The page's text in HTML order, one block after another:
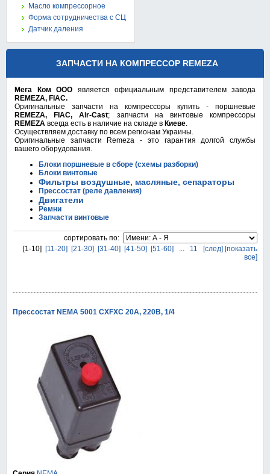
Масло компрессорное
Форма сотрудничества с СЦ
Датчик даления
ЗАПЧАСТИ НА КОМПРЕССОР REMEZA
Мега Ком ООО является официальным представителем завода
REMEZA, FIAC.
Оригинальные запчасти на компрессоры купить - поршневые
REMEZA, FIAC, Air-Cast; запчасти на винтовые компрессоры
REMEZA всегда есть в наличие на складе в Киеве.
Осуществляем доставку по всем регионам Украины.
Оригинальные запчасти Remeza - это гарантия долгой службы
вашего оборудования.
Блоки поршневые в сборе (схемы разборки)
Блоки винтовые
Фильтры воздушные, масляные, сепараторы
Прессостат (реле давления)
Двигатели
Ремни
Запчасти винтовые
cортировать по:
[1-10]
[11-20] [21-30] [31-40] [41-50] [51-60] ... 11 [след] [показать
все]
Прессостат NEMA 5001 CXFXC 20A, 220В, 1/4